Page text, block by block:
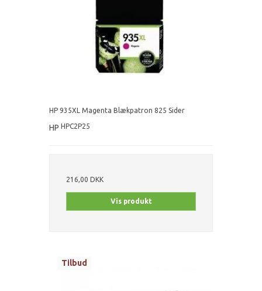
HP 935XL Magenta Blækpatron 825 Sider
HP HPC2P25
216,00 DKK
Vis produkt
Tilbud